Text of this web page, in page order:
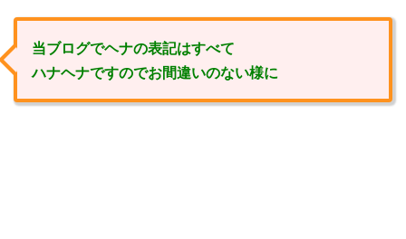
当ブログでヘナの表記はすべて
ハナヘナですのでお間違いのない様に